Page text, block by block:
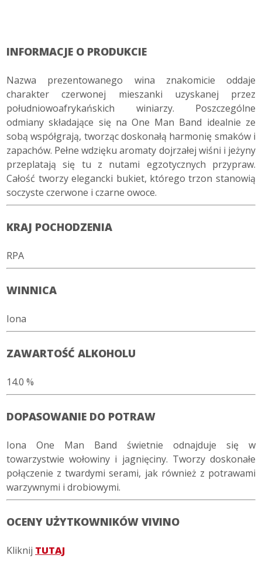
INFORMACJE O PRODUKCIE
Nazwa prezentowanego wina znakomicie oddaje
charakter czerwonej mieszanki uzyskanej przez
południowoafrykańskich winiarzy. Poszczególne
odmiany składające się na One Man Band idealnie ze
sobą współgrają, tworząc doskonałą harmonię smaków i
zapachów. Pełne wdzięku aromaty dojrzałej wiśni i jeżyny
przeplatają się tu z nutami egzotycznych przypraw.
Całość tworzy elegancki bukiet, którego trzon stanowią
soczyste czerwone i czarne owoce.
KRAJ POCHODZENIA
RPA
WINNICA
Iona
ZAWARTOŚĆ ALKOHOLU
14.0 %
DOPASOWANIE DO POTRAW
Iona One Man Band świetnie odnajduje się w
towarzystwie wołowiny i jagnięciny. Tworzy doskonałe
połączenie z twardymi serami, jak również z potrawami
warzywnymi i drobiowymi.
OCENY UŻYTKOWNIKÓW VIVINO
Kliknij TUTAJ